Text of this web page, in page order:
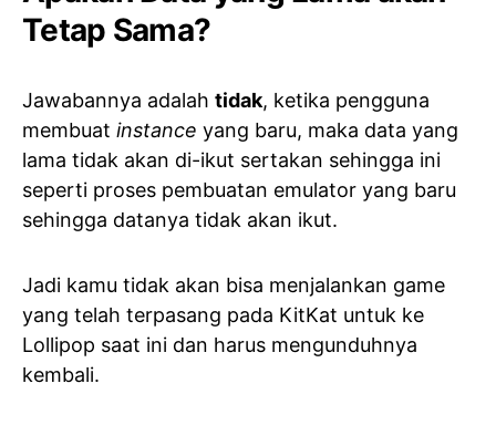
Tetap Sama?
Jawabannya adalah tidak, ketika pengguna
membuat instance yang baru, maka data yang
lama tidak akan di-ikut sertakan sehingga ini
seperti proses pembuatan emulator yang baru
sehingga datanya tidak akan ikut.
Jadi kamu tidak akan bisa menjalankan game
yang telah terpasang pada KitKat untuk ke
Lollipop saat ini dan harus mengunduhnya
kembali.